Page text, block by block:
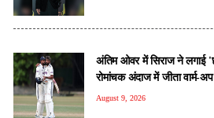
अंतिम ओवर में सिराज ने लगाई
रोमांचक अंदाज में जीता वार्म-
August 9, 2026